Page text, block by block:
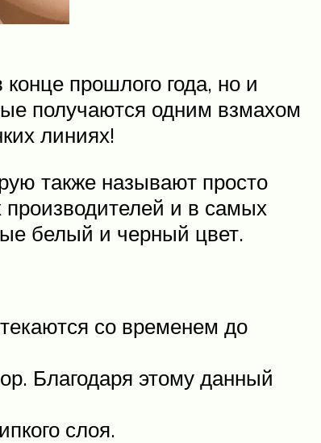
прошлого года, но и
получаются одним взмахом
линиях!
также называют просто
производителей и в самых
белый и черный цвет.
со временем до
Благодаря этому данный
слоя.